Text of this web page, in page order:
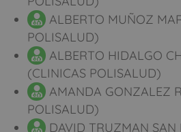
ALBERTO MUÑOZ
POLISALUD)
ALBERTO HIDALGO
(CLINICAS POLISALUD)
AMANDA GONZALEZ
POLISALUD)
DAVID TRUZMAN SAN